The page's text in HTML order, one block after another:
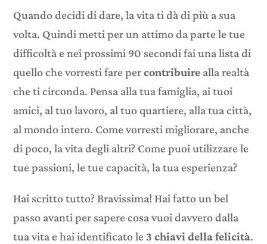
Quando decidi di dare, la vita ti dà di più a sua
volta. Quindi metti per un attimo da parte le tue
difficoltà e nei prossimi 90 secondi fai una lista di
quello che vorresti fare percontribuire alla realtà
che ti circonda. Pensa alla tua famiglia, ai tuoi
amici, al tuo lavoro, al tuo quartiere, alla tua città,
al mondo intero. Come vorresti migliorare, anche
di poco, la vita degli altri? Come puoi utilizzare le
tue passioni, le tue capacità, la tua esperienza?
Hai scritto tutto? Bravissima! Hai fatto un bel
passo avanti per sapere cosa vuoi davvero dalla
tua vita e hai identificato le 3 chiavi della felicità.